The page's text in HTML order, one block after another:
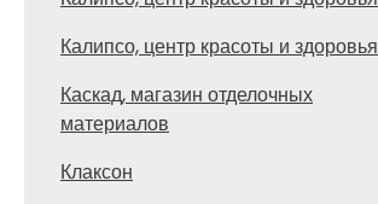
Калипсо, центр красоты и здоровья
Каскад, магазин отделочных
материалов
Клаксон